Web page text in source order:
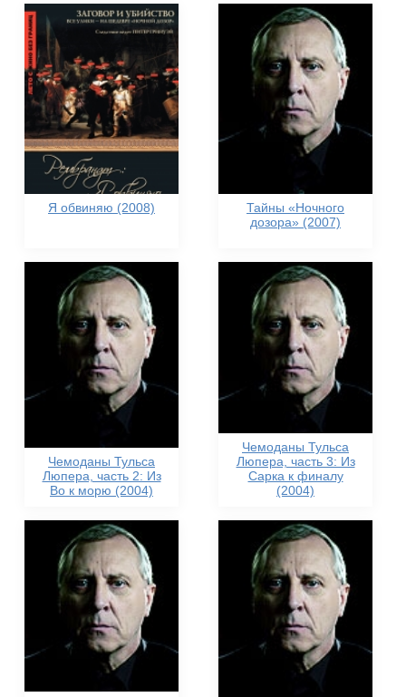
Я обвиняю (2008)
Тайны «Ночного
дозора» (2007)
Чемоданы Тульса
Люпера, часть 2: Из
Во к морю (2004)
Чемоданы Тульса
Люпера, часть 3: Из
Сарка к финалу
(2004)